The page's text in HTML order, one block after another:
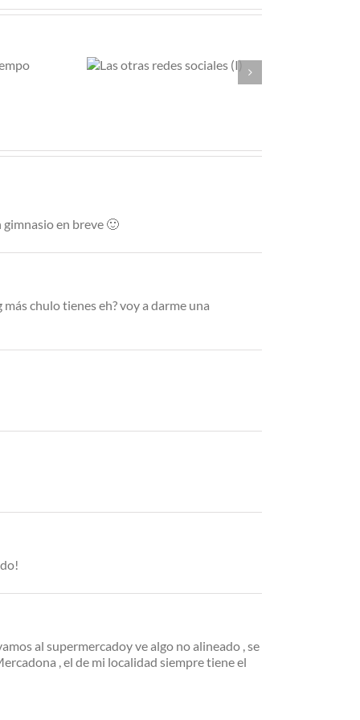
Rebajando
expectativas
en breve 🙂
chulo tienes eh? voy a darme una
al supermercadoy ve algo no alineado , se
, el de mi localidad siempre tiene el